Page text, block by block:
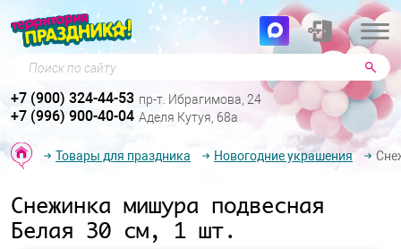
Поиск по сайту
+7 (900) 324-44-53 пр-т. Ибрагимова, 24
+7 (996) 900-40-04 Аделя Кутуя, 68а
Товары для праздника Новогодние украшения
Снежинка мишура подвесная
Белая 30 см, 1 шт.